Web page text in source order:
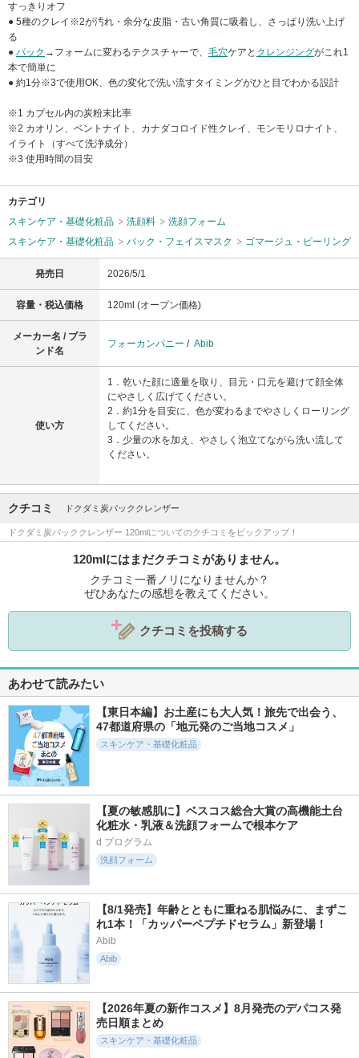
すっきりオフ
● 5種のクレイ※2が汚れ・余分な皮脂・古い角質に吸着し、さっぱり洗い上げ
る
● パック →フォームに変わるテクスチャーで、 毛穴ケアと クレンジングがこれ1
本で簡単に
● 約1分※3で使用OK、色の変化で洗い流すタイミングがひと目でわかる設計
※1 カプセル内の炭粉末比率
※2 カオリン、ベントナイト、カナダコロイド性クレイ、モンモリロナイト、
イライト（すべて洗浄成分）
※3 使用時間の目安
カテゴリ
スキンケア・基礎化粧品
洗顔料
洗顔フォーム
スキンケア・基礎化粧品
パック・フェイスマスク ゴマージュ・ピーリング
発売日 2026/5/1
容量・税込価格 120ml (オープン価格)
メーカー名 / ブラ
ンド名
フォーカンパニー / Abib
使い方
1．乾いた顔に適量を取り、目元・口元を避けて顔全体
にやさしく広げてください。
2．約1分を目安に、色が変わるまでやさしくローリング
してください。
3．少量の水を加え、やさしく泡立てながら洗い流して
ください。
クチコミ ドクダミ炭パッククレンザー
ドクダミ炭パッククレンザー 120mlについてのクチコミをピックアップ！
120mlにはまだクチコミがありません。
クチコミ一番ノリになりませんか？
ぜひあなたの感想を教えてください。
クチコミを投稿する
あわせて読みたい
【東日本編】お土産にも大人気！旅先で出会う、
47都道府県の「地元発のご当地コスメ」
スキンケア・基礎化粧品
【夏の敏感肌に】ベスコス総合大賞の高機能土台
化粧水・乳液＆洗顔フォームで根本ケア
d プログラム
洗顔フォーム
【8/1発売】年齢とともに重ねる肌悩みに、まずこ
れ1本！「カッパーペプチドセラム」新登場！
Abib
Abib
【2026年夏の新作コスメ】8月発売のデパコス発
売日順まとめ
スキンケア・基礎化粧品